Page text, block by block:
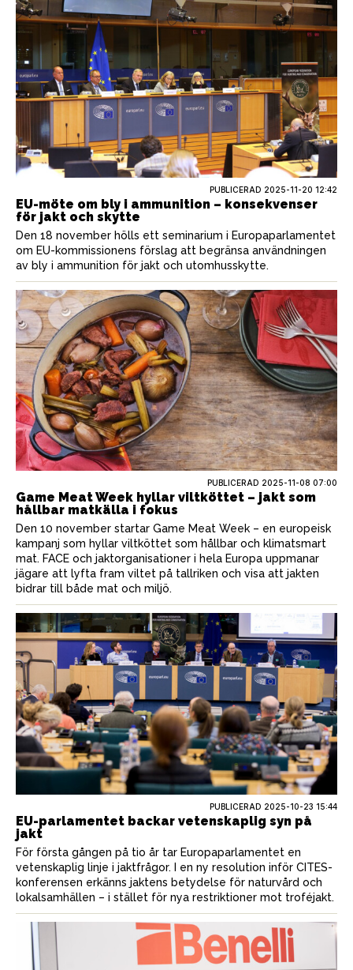
PUBLICERAD 2025-11-20 12:42
EU-möte om bly i ammunition – konsekvenser
för jakt och skytte
Den 18 november hölls ett seminarium i Europaparlamentet
om EU-kommissionens förslag att begränsa användningen
av bly i ammunition för jakt och utomhusskytte.
PUBLICERAD 2025-11-08 07:00
Game Meat Week hyllar viltköttet – jakt som
hållbar matkälla i fokus
Den 10 november startar Game Meat Week – en europeisk
kampanj som hyllar viltköttet som hållbar och klimatsmart
mat. FACE och jaktorganisationer i hela Europa uppmanar
jägare att lyfta fram viltet på tallriken och visa att jakten
bidrar till både mat och miljö.
PUBLICERAD 2025-10-23 15:44
EU-parlamentet backar vetenskaplig syn på
jakt
För första gången på tio år tar Europaparlamentet en
vetenskaplig linje i jaktfrågor. I en ny resolution inför CITES-
konferensen erkänns jaktens betydelse för naturvård och
lokalsamhällen – i stället för nya restriktioner mot troféjakt.